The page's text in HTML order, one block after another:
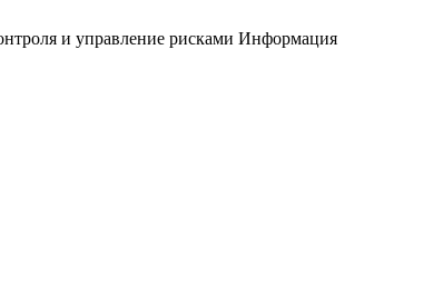
и управление рисками Информация